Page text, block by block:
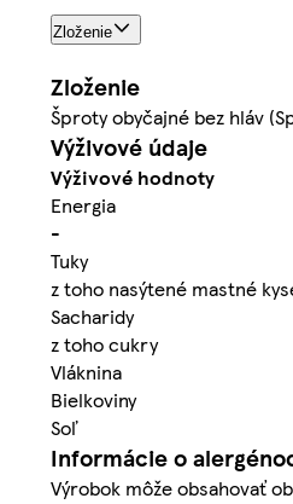
Zloženie
Zloženie
Šproty obyčajné bez hláv
Výživové údaje
Výživové hodnoty
Energia
-
Tuky
z toho nasýtené mastné
Sacharidy
z toho cukry
Vláknina
Bielkoviny
Soľ
Informácie o
Výrobok môže obsahovať